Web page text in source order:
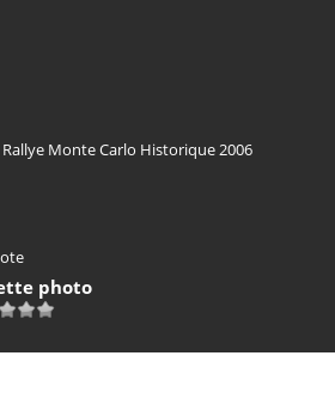
Rallye Monte Carlo Historique 2006
photo